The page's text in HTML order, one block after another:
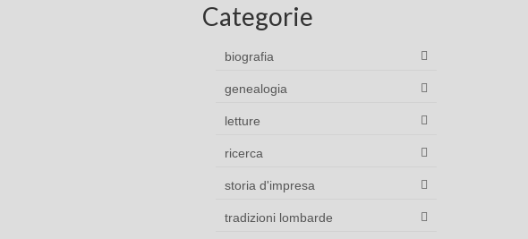
Categorie
biografia
genealogia
letture
ricerca
storia d'impresa
tradizioni lombarde